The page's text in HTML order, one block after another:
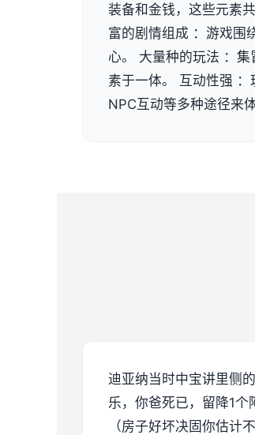
装备和金钱，这些元素
富的剧情组成 ：游戏围
心。 大量种的玩法 ：集
素于一体。 互动性强
NPC互动等多种途径来
迪亚纳当时中宝讲里侧
乐，你爸死已，留降1
（房子好坏决固你估计